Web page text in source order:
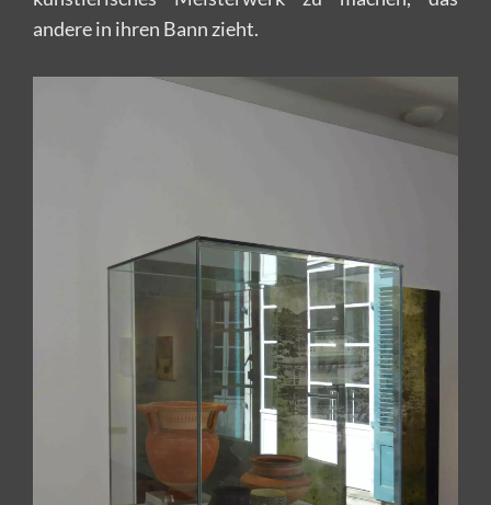
andere in ihren Bann zieht.